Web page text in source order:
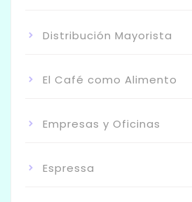
Distribución Mayorista
El Café como Alimento
Empresas y Oficinas
Espressa